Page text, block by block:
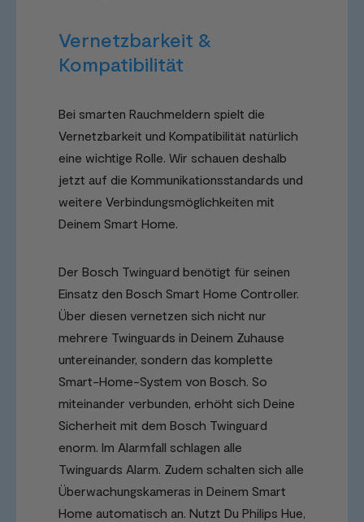
Vernetzbarkeit &
Kompatibilität
Bei smarten Rauchmeldern spielt die
Vernetzbarkeit und Kompatibilität natürlich
eine wichtige Rolle. Wir schauen deshalb
jetzt auf die Kommunikationsstandards und
weitere Verbindungsmöglichkeiten mit
Deinem Smart Home.
Der Bosch Twinguard benötigt für seinen
Einsatz den Bosch Smart Home Controller.
Über diesen vernetzen sich nicht nur
mehrere Twinguards in Deinem Zuhause
untereinander, sondern das komplette
Smart-Home-System von Bosch. So
miteinander verbunden, erhöht sich Deine
Sicherheit mit dem Bosch Twinguard
enorm. Im Alarmfall schlagen alle
Twinguards Alarm. Zudem schalten sich alle
Überwachungskameras in Deinem Smart
Home automatisch an. Nutzt Du Philips Hue,